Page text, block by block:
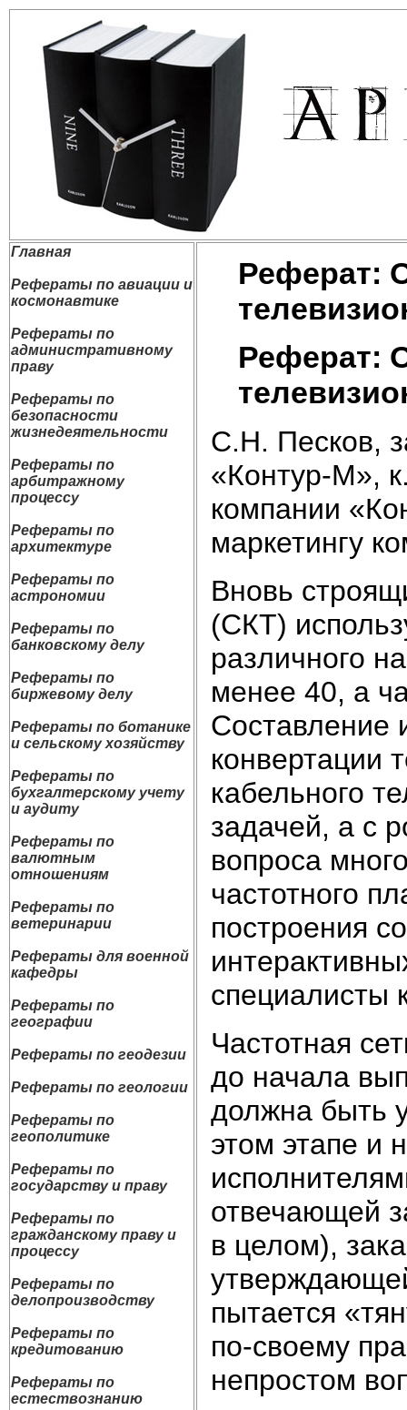
Главная
Рефераты по авиации и
космонавтике
Рефераты по
административному
праву
Рефераты по
безопасности
жизнедеятельности
Рефераты по
арбитражному
процессу
Рефераты по
архитектуре
Рефераты по
астрономии
Рефераты по
банковскому делу
Рефераты по
биржевому делу
Рефераты по ботанике
и сельскому хозяйству
Рефераты по
бухгалтерскому учету
и аудиту
Рефераты по
валютным
отношениям
Рефераты по
ветеринарии
Рефераты для военной
кафедры
Рефераты по
географии
Рефераты по геодезии
Рефераты по геологии
Рефераты по
геополитике
Рефераты по
государству и праву
Рефераты по
гражданскому праву и
процессу
Рефераты по
делопроизводству
Рефераты по
кредитованию
Рефераты по
естествознанию
Реферат:
Реферат:
С.Н. Песков,
«Контур-М»,
компании
маркетингу
Вновь
(СКТ)
различного
менее 40, а
Составление
конвертации
кабельного
задачей, а с
вопроса
частотного
построения
специалисты
Частотная
до начала
должна быть
этом этапе и
отвечающей
в целом),
пытается
по-своему
непростом